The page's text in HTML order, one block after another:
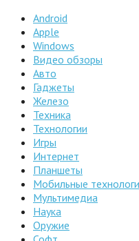
Android
Apple
Windows
Видео обзоры
Авто
Гаджеты
Железо
Техника
Технологии
Игры
Интернет
Планшеты
Мобильные
Мультимедиа
Наука
Оружие